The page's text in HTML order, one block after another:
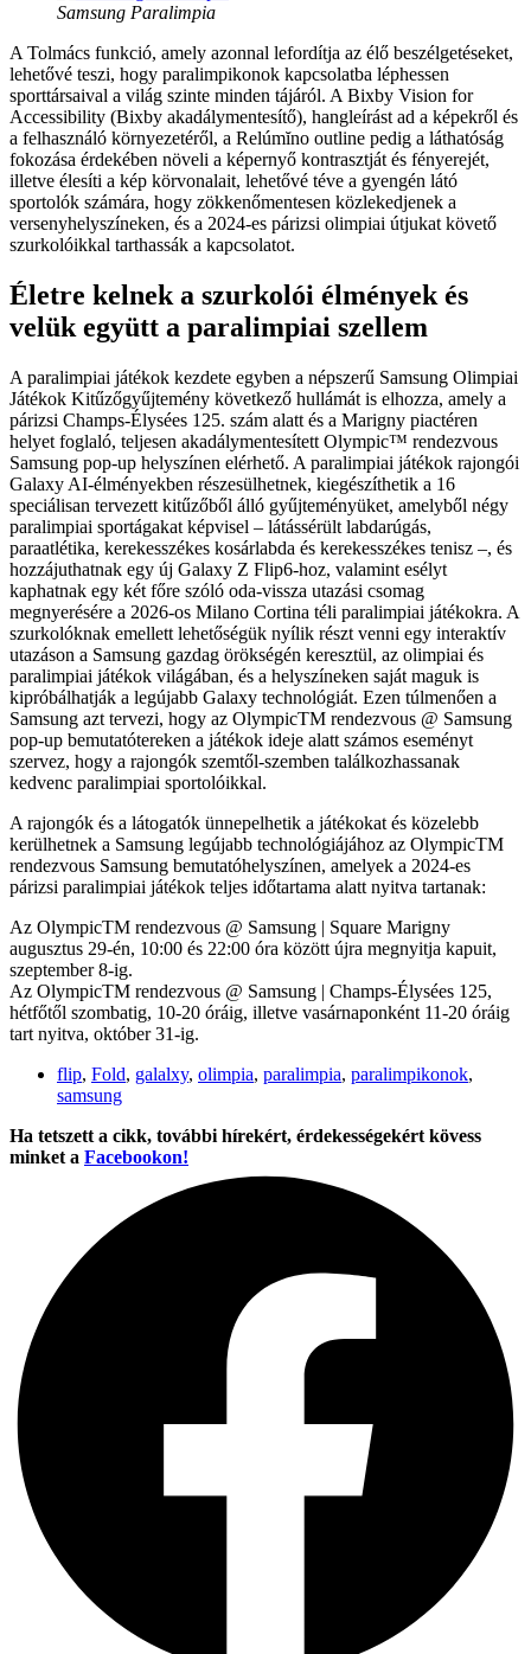
Samsung Paralimpia
A Tolmács funkció, amely azonnal lefordítja az élő beszélgetéseket,
lehetővé teszi, hogy paralimpikonok kapcsolatba léphessen
sporttársaival a világ szinte minden tájáról. A Bixby Vision for
Accessibility (Bixby akadálymentesítő), hangleírást ad a képekről és
a felhasználó környezetéről, a Relúmĭno outline pedig a láthatóság
fokozása érdekében növeli a képernyő kontrasztját és fényerejét,
illetve élesíti a kép körvonalait, lehetővé téve a gyengén látó
sportolók számára, hogy zökkenőmentesen közlekedjenek a
versenyhelyszíneken, és a 2024-es párizsi olimpiai útjukat követő
szurkolóikkal tarthassák a kapcsolatot.
Életre kelnek a szurkolói élmények és
velük együtt a paralimpiai szellem
A paralimpiai játékok kezdete egyben a népszerű Samsung Olimpiai
Játékok Kitűzőgyűjtemény következő hullámát is elhozza, amely a
párizsi Champs-Élysées 125. szám alatt és a Marigny piactéren
helyet foglaló, teljesen akadálymentesített Olympic™ rendezvous
Samsung pop-up helyszínen elérhető. A paralimpiai játékok rajongói
Galaxy AI-élményekben részesülhetnek, kiegészíthetik a 16
speciálisan tervezett kitűzőből álló gyűjteményüket, amelyből négy
paralimpiai sportágakat képvisel – látássérült labdarúgás,
paraatlétika, kerekesszékes kosárlabda és kerekesszékes tenisz –, és
hozzájuthatnak egy új Galaxy Z Flip6-hoz, valamint esélyt
kaphatnak egy két főre szóló oda-vissza utazási csomag
megnyerésére a 2026-os Milano Cortina téli paralimpiai játékokra. A
szurkolóknak emellett lehetőségük nyílik részt venni egy interaktív
utazáson a Samsung gazdag örökségén keresztül, az olimpiai és
paralimpiai játékok világában, és a helyszíneken saját maguk is
kipróbálhatják a legújabb Galaxy technológiát. Ezen túlmenően a
Samsung azt tervezi, hogy az OlympicTM rendezvous @ Samsung
pop-up bemutatótereken a játékok ideje alatt számos eseményt
szervez, hogy a rajongók szemtől-szemben találkozhassanak
kedvenc paralimpiai sportolóikkal.
A rajongók és a látogatók ünnepelhetik a játékokat és közelebb
kerülhetnek a Samsung legújabb technológiájához az OlympicTM
rendezvous Samsung bemutatóhelyszínen, amelyek a 2024-es
párizsi paralimpiai játékok teljes időtartama alatt nyitva tartanak:
Az OlympicTM rendezvous @ Samsung | Square Marigny
augusztus 29-én, 10:00 és 22:00 óra között újra megnyitja kapuit,
szeptember 8-ig.
Az OlympicTM rendezvous @ Samsung | Champs-Élysées 125,
hétfőtől szombatig, 10-20 óráig, illetve vasárnaponként 11-20 óráig
tart nyitva, október 31-ig.
flip, Fold, galalxy, olimpia, paralimpia, paralimpikonok,
samsung
Ha tetszett a cikk, további hírekért, érdekességekért kövess
minket a Facebookon!